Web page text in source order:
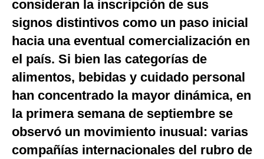
Gestión TV
Videos
Fotogalerías
gestion.pe
¿quiénes
Somos?
consideran la inscripción de sus
signos distintivos como un paso inicial
hacia una eventual comercialización en
el país. Si bien las categorías de
alimentos, bebidas y cuidado personal
han concentrado la mayor dinámica, en
la primera semana de septiembre se
observó un movimiento inusual: varias
compañías internacionales del rubro de